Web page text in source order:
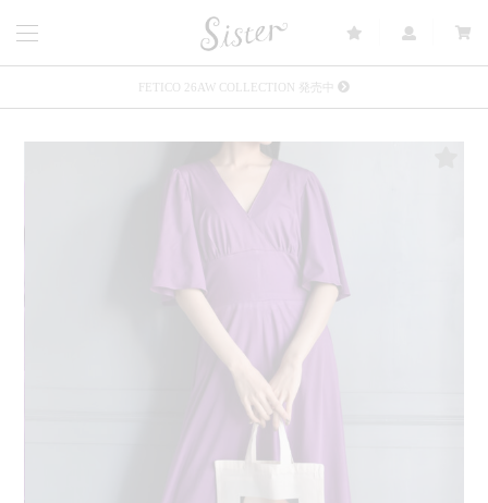
FETICO 26AW COLLECTION 発売中
Sister(渋谷区松濤) 店舗休業のご案内
リース衣装提供について
発売中 : Sister × 前原光榮商店
新規会員登録で5%OFFクーポン配布
Summer Sale up to 60%OFF 開催中